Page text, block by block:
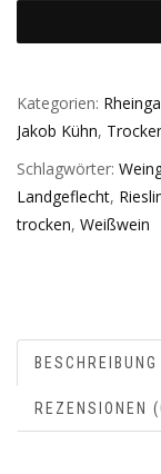
Kategorien:
Jakob Kühn,
Schlagwörter:
Landgeflecht,
trocken, Weißwein
BESCHREIBUNG
REZENSIONEN